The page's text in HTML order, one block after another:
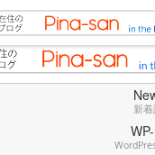
deeply. Feel always in
新